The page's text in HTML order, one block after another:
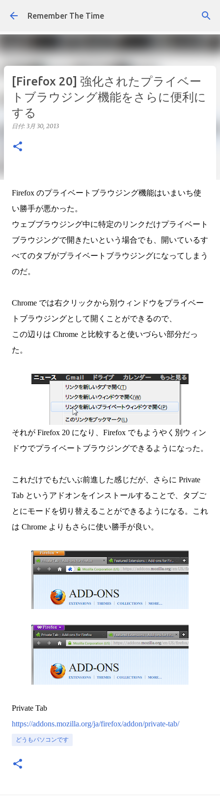
スキップしてメイン コンテンツに移動
Remember The Time
[Firefox 20] 強化されたプライベー
トブラウジング機能をさらに便利に
する
日付: 3月 30, 2013
Firefox のプライベートブラウジング機能はいまいち使
い勝手が悪かった。
ウェブブラウジング中に特定のリンクだけプライベート
ブラウジングで開きたいという場合でも、開いているす
べてのタブがプライベートブラウジングになってしまう
のだ。
Chrome では右クリックから別ウィンドウをプライベー
トブラウジングとして開くことができるので、
この辺りは Chrome と比較すると使いづらい部分だっ
た。
それが Firefox 20 になり、Firefox でもようやく別ウィン
ドウでプライベートブラウジングできるようになった。
これだけでもだいぶ前進した感じだが、さらに Private
Tab というアドオンをインストールすることで、タブご
とにモードを切り替えることができるようになる。これ
は Chrome よりもさらに使い勝手が良い。
Private Tab
https://addons.mozilla.org/ja/firefox/addon/private-tab/
どうもパソコンです